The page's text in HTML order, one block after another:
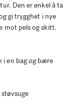
Den er enkel å ta
gi trygghet i nye
mot pels og skitt.
i en bag og bære